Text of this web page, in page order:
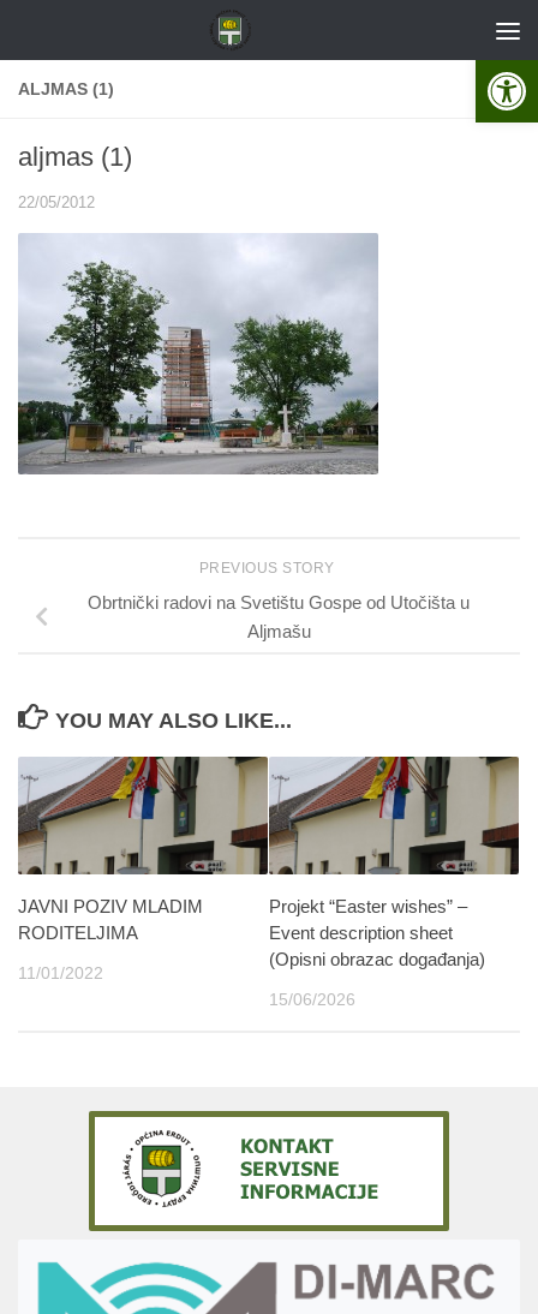
ALJMAS (1)
aljmas (1)
22/05/2012
PREVIOUS STORY
Obrtnički radovi na Svetištu Gospe od Utočišta u
Aljmašu
YOU MAY ALSO LIKE...
JAVNI POZIV MLADIM
RODITELJIMA
11/01/2022
Projekt “Easter wishes” –
Event description sheet
(Opisni obrazac događanja)
15/06/2026